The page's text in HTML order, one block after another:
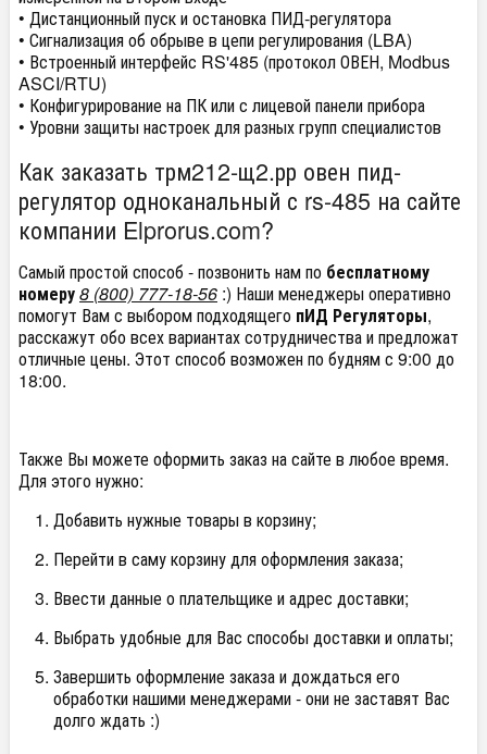
• Дистанционный пуск и остановка ПИД-регулятора
• Сигнализация об обрыве в цепи регулирования (LBA)
• Встроенный интерфейс RS'485 (протокол ОВЕН, Modbus
ASCI/RTU)
• Конфигурирование на ПК или с лицевой панели прибора
• Уровни защиты настроек для разных групп специалистов
Как заказать трм212-щ2.рр овен пид-
регулятор одноканальный с rs-485 на сайте
компании Elprorus.com?
Самый простой способ - позвонить нам по бесплатному
номеру8 (800) 777-18-56 :) Наши менеджеры оперативно
помогут Вам с выбором подходящего пИД Регуляторы,
расскажут обо всех вариантах сотрудничества и предложат
отличные цены. Этот способ возможен по будням с 9:00 до
18:00.
Также Вы можете оформить заказ на сайте в любое время.
Для этого нужно:
Добавить нужные товары в корзину;
Перейти в саму корзину для оформления заказа;
Ввести данные о плательщике и адрес доставки;
Выбрать удобные для Вас способы доставки и оплаты;
Завершить оформление заказа и дождаться его
обработки нашими менеджерами - они не заставят Вас
долго ждать :)